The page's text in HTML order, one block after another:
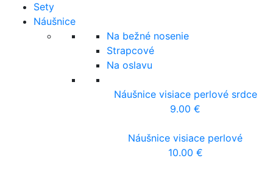
Sety
Náušnice
Na bežné nosenie
Strapcové
Na oslavu
Náušnice visiace perlové srdce
9.00 €
Náušnice visiace perlové
10.00 €